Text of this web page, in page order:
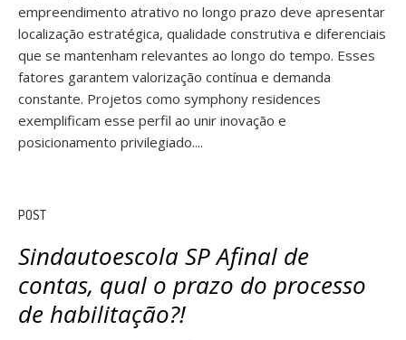
empreendimento atrativo no longo prazo deve apresentar
localização estratégica, qualidade construtiva e diferenciais
que se mantenham relevantes ao longo do tempo. Esses
fatores garantem valorização contínua e demanda
constante. Projetos como symphony residences
exemplificam esse perfil ao unir inovação e
posicionamento privilegiado....
POST
Sindautoescola SP Afinal de
contas, qual o prazo do processo
de habilitação?!